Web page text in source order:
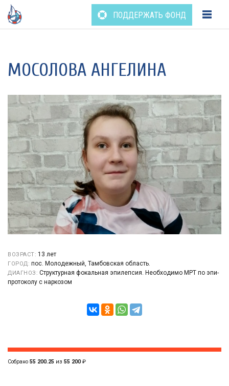
Перейти
к
ПОДДЕРЖАТЬ ФОНД
МОСОЛОВА АНГЕЛИНА
ВОЗРАСТ: 13 лет
ГОРОД: пос. Молодежный, Тамбовская область.
ДИАГНОЗ: Структурная фокальная эпилепсия. Необходимо МРТ по эпи-
протоколу с наркозом
Собрано 55 200.25 из 55 200₽